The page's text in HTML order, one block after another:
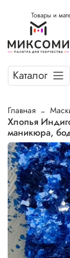
Товары и
Каталог
Главная
Хлопья
маникюра,